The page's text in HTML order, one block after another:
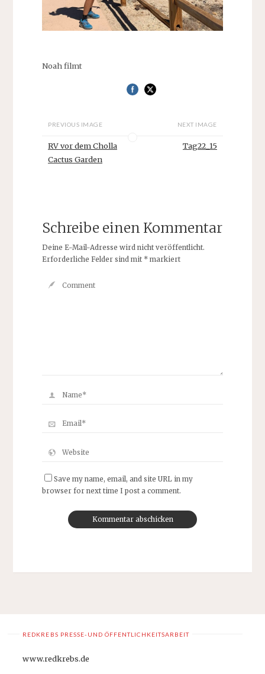
Noah filmt
PREVIOUS IMAGE
RV vor dem Cholla
Cactus Garden
NEXT IMAGE
Tag22_15
Schreibe einen Kommentar
Deine E-Mail-Adresse wird nicht veröffentlicht.
Erforderliche Felder sind mit *markiert
Save my name, email, and site URL in my
browser for next time I post a comment.
REDKREBS PRESSE-UND ÖFFENTLICHKEITSARBEIT
www.redkrebs.de